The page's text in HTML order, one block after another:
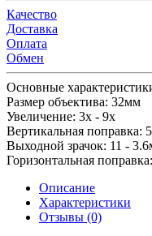
Качество
Доставка
Оплата
Обмен
Основные
Размер объектива: 32мм
Увеличение: 3x - 9x
Вертикальная поправка:
Выходной зрачок: 11 -
Горизонтальная поправка:
Описание
Характеристики
Отзывы (0)